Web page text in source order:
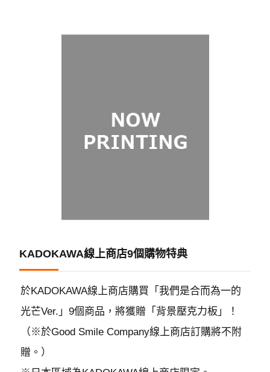
KADOKAWA線上商店9個購物特典
於KADOKAWA線上商店購買「我們是合而為一的
光芒Ver.」9個商品，將獲贈「背景壓克力板」！
（※於Good Smile Company線上商店訂購將不附
贈。）